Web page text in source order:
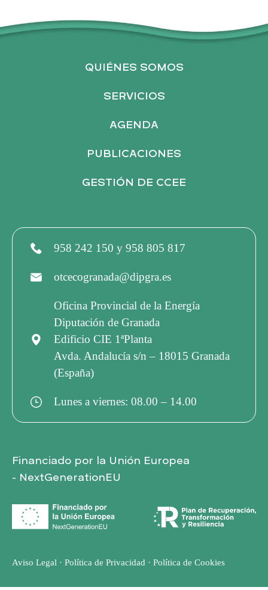
e
QUIÉNES SOMOS
SERVICIOS
AGENDA
PUBLICACIONES
GESTIÓN DE CCEE
958 242 150 y 958 805 817
otcecogranada@dipgra.es
Oficina Provincial de la Energía
Diputación de Granada
Edificio CIE 1ªPlanta
Avda. Andalucía s/n – 18015 Granada
(España)
Lunes a viernes: 08.00 – 14.00
Financiado por la Unión Europea
- NextGenerationEU
Aviso Legal · Política de Privacidad · Política de Cookies